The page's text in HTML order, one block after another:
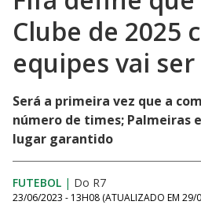
Clube de 2025
equipes vai ser
Será a primeira vez que a
número de times; Palmeiras
lugar garantido
FUTEBOL | Do R7
23/06/2023 - 13H08 (ATUALIZADO EM 29/